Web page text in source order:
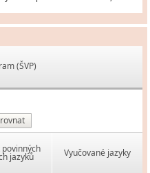
(ŠVP)
povinných
jazyků Vyučované jazyky